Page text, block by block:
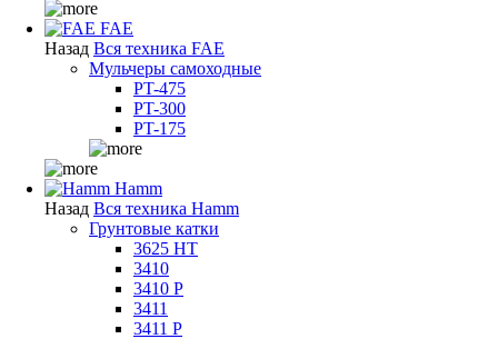
FAE
Назад Вся техника FAE
Мульчеры самоходные
PT-475
PT-300
PT-175
Hamm
Назад Вся техника Hamm
Грунтовые катки
3625 HT
3410
3410 P
3411
3411 P